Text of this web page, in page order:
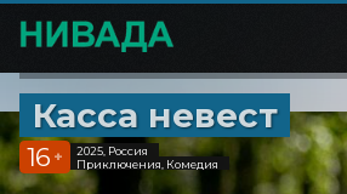
Касса невест
16 +
2025, Россия
Приключения, Комедия